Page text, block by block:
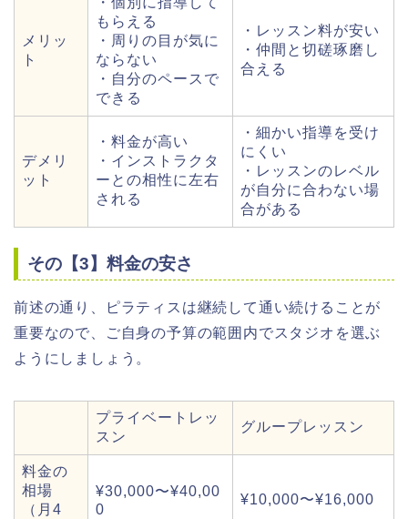
メリッ
ト
もらえる
・周りの目が気に
ならない
・自分のペースで
できる
・レッスン料が安い
・仲間と切磋琢磨し
合える
デメリ
ット
・料金が高い
・インストラクタ
ーとの相性に左右
される
・細かい指導を受け
にくい
・レッスンのレベル
が自分に合わない場
合がある
その【3】料金の安さ
前述の通り、ピラティスは継続して通い続けることが
重要なので、ご自身の予算の範囲内でスタジオを選ぶ
ようにしましょう。
プライベートレッ
スン
グループレッスン
料金の
相場
（月4
¥30,000〜¥40,00
0
¥10,000〜¥16,000